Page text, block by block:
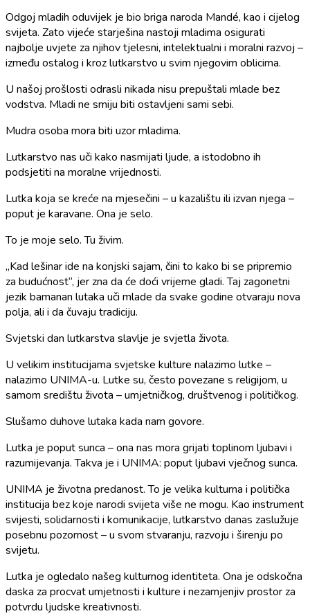
Odgoj mladih oduvijek je bio briga naroda Mandé, kao i cijelog
svijeta. Zato vijeće starješina nastoji mladima osigurati
najbolje uvjete za njihov tjelesni, intelektualni i moralni razvoj –
između ostalog i kroz lutkarstvo u svim njegovim oblicima.
U našoj prošlosti odrasli nikada nisu prepuštali mlade bez
vodstva. Mladi ne smiju biti ostavljeni sami sebi.
Mudra osoba mora biti uzor mladima.
Lutkarstvo nas uči kako nasmijati ljude, a istodobno ih
podsjetiti na moralne vrijednosti.
Lutka koja se kreće na mjesečini – u kazalištu ili izvan njega –
poput je karavane. Ona je selo.
To je moje selo. Tu živim.
„Kad lešinar ide na konjski sajam, čini to kako bi se pripremio
za budućnost“, jer zna da će doći vrijeme gladi. Taj zagonetni
jezik bamanan lutaka uči mlade da svake godine otvaraju nova
polja, ali i da čuvaju tradiciju.
Svjetski dan lutkarstva slavlje je svjetla života.
U velikim institucijama svjetske kulture nalazimo lutke –
nalazimo UNIMA-u. Lutke su, često povezane s religijom, u
samom središtu života – umjetničkog, društvenog i političkog.
Slušamo duhove lutaka kada nam govore.
Lutka je poput sunca – ona nas mora grijati toplinom ljubavi i
razumijevanja. Takva je i UNIMA: poput ljubavi vječnog sunca.
UNIMA je životna predanost. To je velika kulturna i politička
institucija bez koje narodi svijeta više ne mogu. Kao instrument
svijesti, solidarnosti i komunikacije, lutkarstvo danas zaslužuje
posebnu pozornost – u svom stvaranju, razvoju i širenju po
svijetu.
Lutka je ogledalo našeg kulturnog identiteta. Ona je odskočna
daska za procvat umjetnosti i kulture i nezamjenjiv prostor za
potvrdu ljudske kreativnosti.